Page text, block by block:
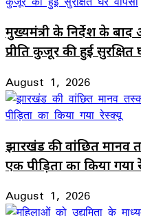
मुख्यमंत्री के निर्देश के
प्रीति कुजूर की हुई सुरक्षित
August 1, 2026
झारखंड की वांछित मानव
एक पीड़िता का किया गया
August 1, 2026